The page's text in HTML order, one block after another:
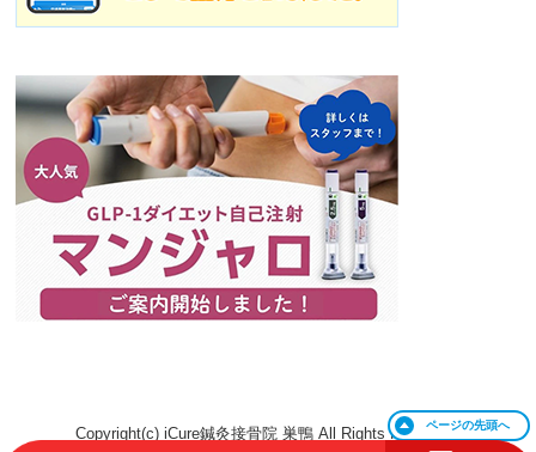
ページの先頭へ
Copyright(c) iCure鍼灸接骨院 巣鴨 All Rights Reserved.